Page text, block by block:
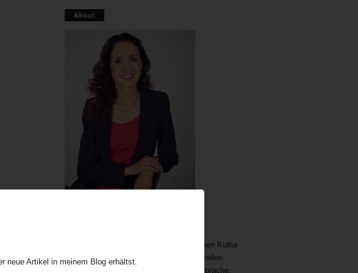
About
unerschöpflicher Bestandteil der britischen Kultur
bietet Gelegenheit zum Austausch auf vielen
Ebenen. In meine Teatime gehören Gespräche,
neue Artikel in meinem Blog erhältst.